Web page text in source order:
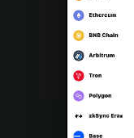
Português (Portugal)
Bahasa Indonesia